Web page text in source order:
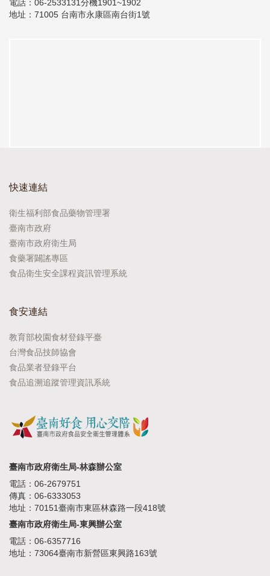
電話：06-2533131分機1901~1902
地址：71005 台南市永康區南台街1號
快速連結
衛生福利部食品藥物管理署
臺南市政府
臺南市政府衛生局
食藥署闢謠專區
食品衛生安全課程資訊管理系統
食安連結
教育部校園食材登錄平臺
台灣食品技師協會
食品業者登錄平台
食品追溯追蹤管理資訊系統
臺南市政府衛生局-林森辦公室
電話：06-2679751
傳真：06-6333053
地址：70151臺南市東區林森路一段418號
臺南市政府衛生局-東興辦公室
電話：06-6357716
地址：73064臺南市新營區東興路163號